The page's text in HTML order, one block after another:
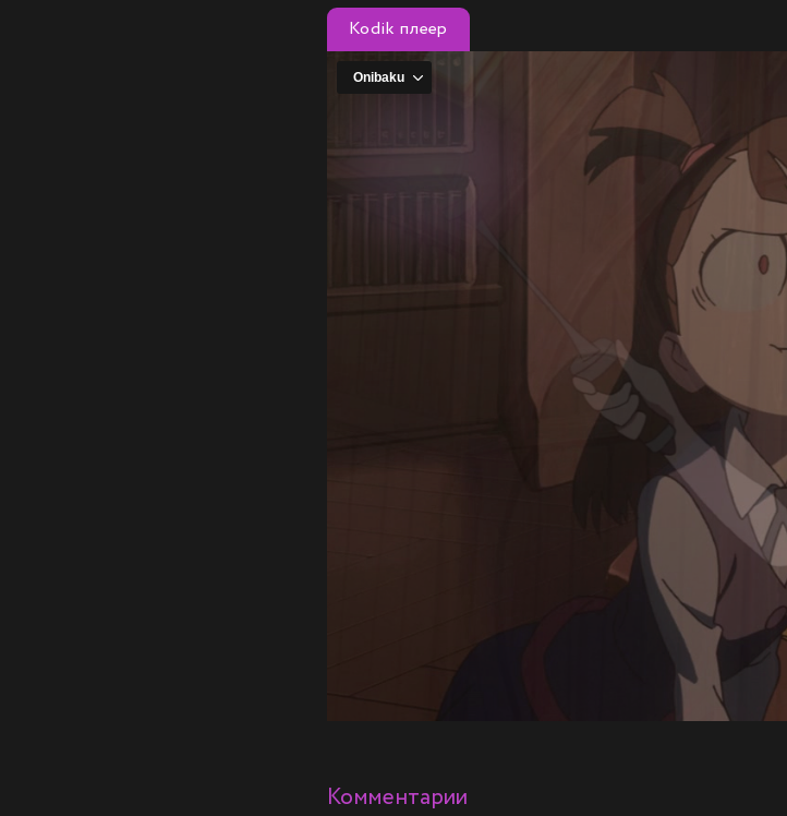
Kodik плеер
Комментарии